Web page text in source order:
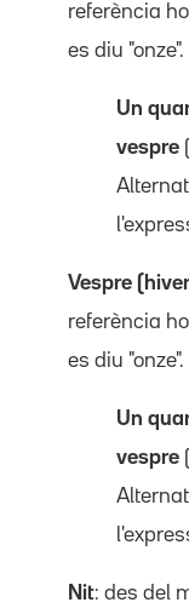
referència
es diu
Un
vespre
Vespre
referència
es diu
Un
vespre
Nit: des del